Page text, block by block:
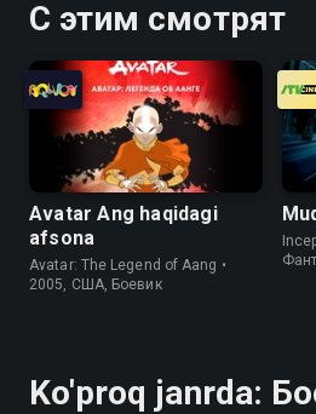
С этим смотрят
Avatar Ang haqidagi
afsona
Avatar: The Legend of Aang •
2005, США, Боевик
Ko'proq janrda: